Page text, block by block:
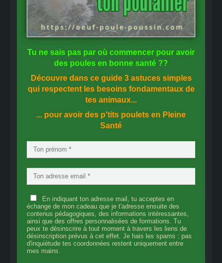
Tu ne sais pas par où commencer pour avoir
des poules en bonne santé ??
Découvre dans ce guide 3 astuces simples
qui respectent les besoins fondamentaux de
tes animaux...
... pour avoir des p'tits poulets en Pleine
Santé
En indiquant ton adresse mail, tu acceptes en
échange de mon cadeau que je t'adresse ensuite des
contenus pédagogiques, des informations intéressantes,
ainsi que des offres personnalisées de formations. Tu
peux te désinscrire à tout moment à travers les liens de
désinscription prévus à cet effet. Je hais les spams : pas
d'inquiétude tes coordonnées restent uniquement entre
mes mains.